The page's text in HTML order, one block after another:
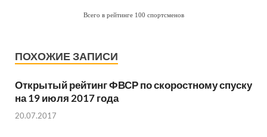
Всего в рейтинге 100 спортсменов
ПОХОЖИЕ ЗАПИСИ
Открытый рейтинг ФВСР по скоростному спуску
на 19 июля 2017 года
20.07.2017